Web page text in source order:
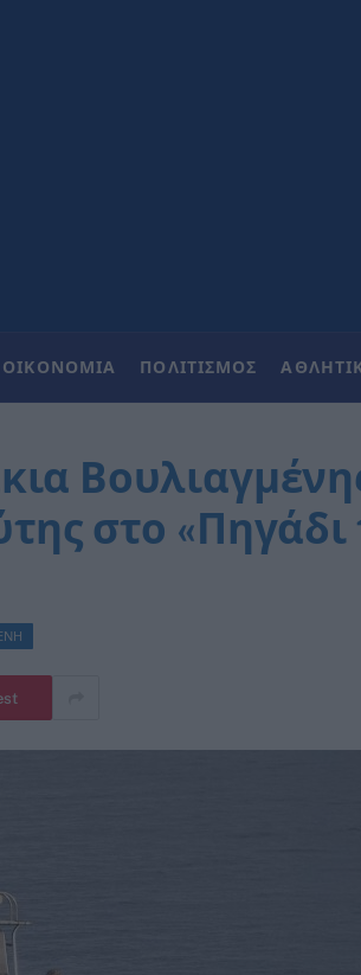
ΟΙΚΟΝΟΜΙΑ ΠΟΛΙΤΙΣΜΟΣ
στο «Πηγάδι